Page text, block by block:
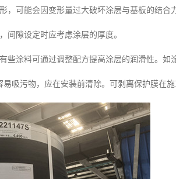
可能会因变形量过大破坏涂层与基板的结合力
间隙设定时应考虑涂层的厚度。
些涂料可通过调整配方提高涂层的润滑性。如
吸污物，应在安装前清除。可剥离保护膜在施